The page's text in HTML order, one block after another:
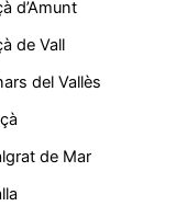
d’Amunt
de Vall
del Vallès
de Mar